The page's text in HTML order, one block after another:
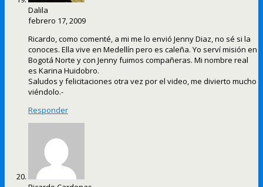
Dalila
febrero 17, 2009
Ricardo, como comenté, a mi me lo envió Jenny Diaz, no sé si la
conoces. Ella vive en Medellín pero es caleña. Yo serví misión en
Bogotá Norte y con Jenny fuimos compañeras. Mi nombre real
es Karina Huidobro.
Saludos y felicitaciones otra vez por el video, me divierto mucho
viéndolo.-
Responder